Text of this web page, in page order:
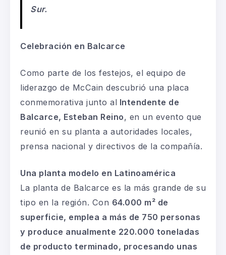
Sur.
Celebración en Balcarce
Como parte de los festejos, el equipo de
liderazgo de McCain descubrió una placa
conmemorativa junto al Intendente de
Balcarce, Esteban Reino, en un evento que
reunió en su planta a autoridades locales,
prensa nacional y directivos de la compañía.
Una planta modelo en Latinoamérica
La planta de Balcarce es la más grande de su
tipo en la región. Con 64.000 m² de
superficie, emplea a más de 750 personas
y produce anualmente 220.000 toneladas
de producto terminado, procesando unas